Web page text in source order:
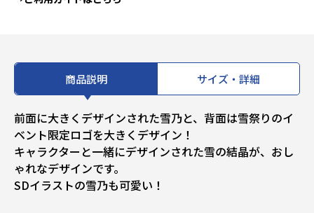
商品説明 サイズ・詳細
前面に大きくデザインされた雪乃と、背面は雪祭りのイ
ベント限定ロゴを大きくデザイン！
キャラクターと一緒にデザインされた雪の結晶が、おし
ゃれなデザインです。
SDイラストの雪乃も可愛い！